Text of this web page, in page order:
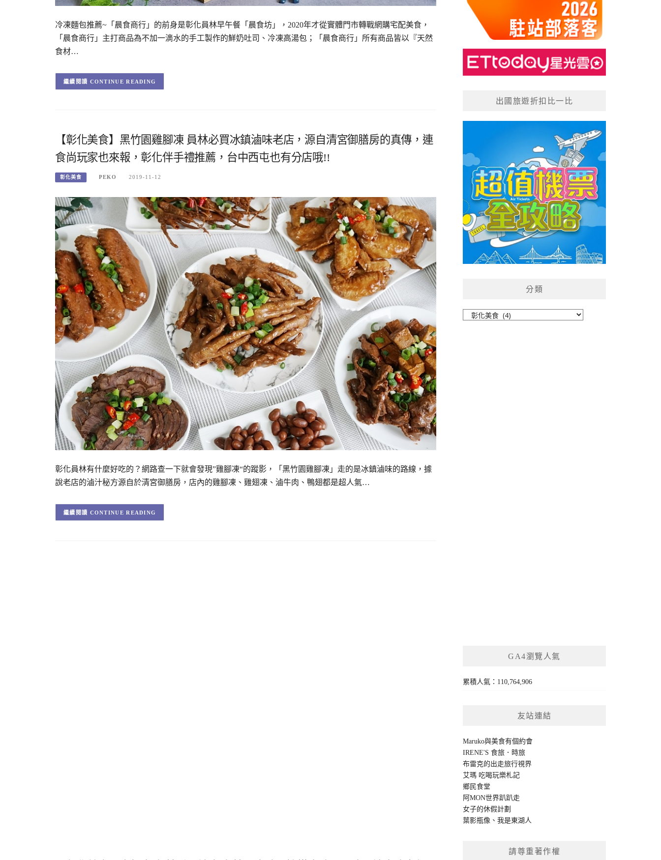
冷凍麵包推薦~「晨食商行」的前身是彰化員林早午餐「晨食坊」，2020年才從實體門市轉戰網購宅配美食，
「晨食商行」主打商品為不加一滴水的手工製作的鮮奶吐司、冷凍高湯包；「晨食商行」所有商品皆以『天然
食材…
CONTINUE READING
【彰化美食】黑竹園雞腳凍 員林必買冰鎮滷味老店，源自清宮御膳房的真傳，連
食尚玩家也來報，彰化伴手禮推薦，台中西屯也有分店哦!!
彰化美食 PEKO 2019-11-12
彰化員林有什麼好吃的？網路查一下就會發現”雞腳凍“的蹤影，「黑竹園雞腳凍」走的是冰鎮滷味的路線，據
說老店的滷汁秘方源自於清宮御膳房，店內的雞腳凍、雞翅凍、滷牛肉、鴨翅都是超人氣…
CONTINUE READING
出國旅遊折扣比一比
分類
GA4瀏覽人氣
累積人氣：110,764,906
友站連結
Maruko與美食有個約會
IRENE'S 食旅．時旅
布雷克的出走旅行視界
艾瑪 吃喝玩樂札記
鄉民食堂
阿MON世界趴趴走
女子的休假計劃
葉影瓶像 、我是東湖人
請尊重著作權